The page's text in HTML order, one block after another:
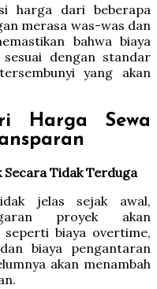
harga dari beberapa
merasa was-was dan
bahwa biaya
dengan standar
yang akan
Harga Sewa
Secara Tidak Terduga
jelas sejak awal,
proyek akan
seperti biaya overtime,
biaya pengantaran
akan menambah